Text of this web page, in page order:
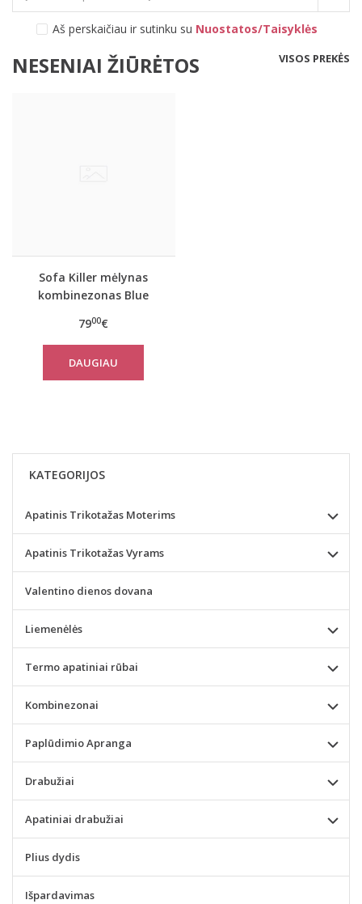
Aš perskaičiau ir sutinku su Nuostatos/Taisyklės
NESENIAI ŽIŪRĖTOS VISOS PREKĖS
Sofa Killer mėlynas
kombinezonas Blue
7900€
DAUGIAU
KATEGORIJOS
Apatinis Trikotažas Moterims
Apatinis Trikotažas Vyrams
Valentino dienos dovana
Liemenėlės
Termo apatiniai rūbai
Kombinezonai
Paplūdimio Apranga
Drabužiai
Apatiniai drabužiai
Plius dydis
Išpardavimas